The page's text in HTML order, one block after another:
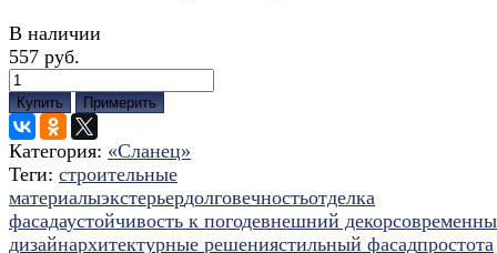
В наличии
557 руб.
Купить Примерить
Категория: «Сланец»
Теги: строительные
материалыэкстерьердолговечностьотделка
фасадаустойчивость к погодевнешний декор
дизайнархитектурные решениястильный фасадпростота